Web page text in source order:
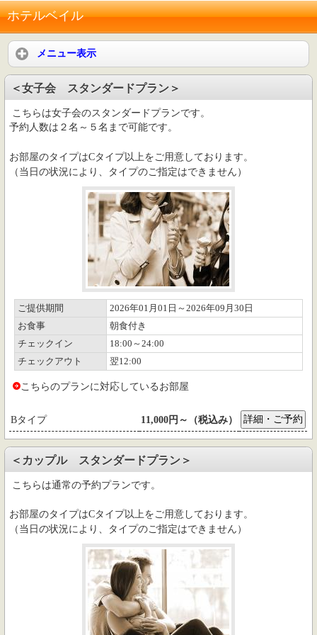
ホテルベイル
メニュー表示
＜女子会 スタンダードプラン＞
こちらは女子会のスタンダードプランです。
予約人数は２名～５名まで可能です。
お部屋のタイプはCタイプ以上をご用意しております。
（当日の状況により、タイプのご指定はできません）
ご提供期間
2026年01月01日～2026年09月30日
お食事
朝食付き
チェックイン
18:00～24:00
チェックアウト
翌12:00
こちらのプランに対応しているお部屋
Bタイプ 11,000円～（税込み）
＜カップル スタンダードプラン＞
こちらは通常の予約プランです。
お部屋のタイプはCタイプ以上をご用意しております。
（当日の状況により、タイプのご指定はできません）